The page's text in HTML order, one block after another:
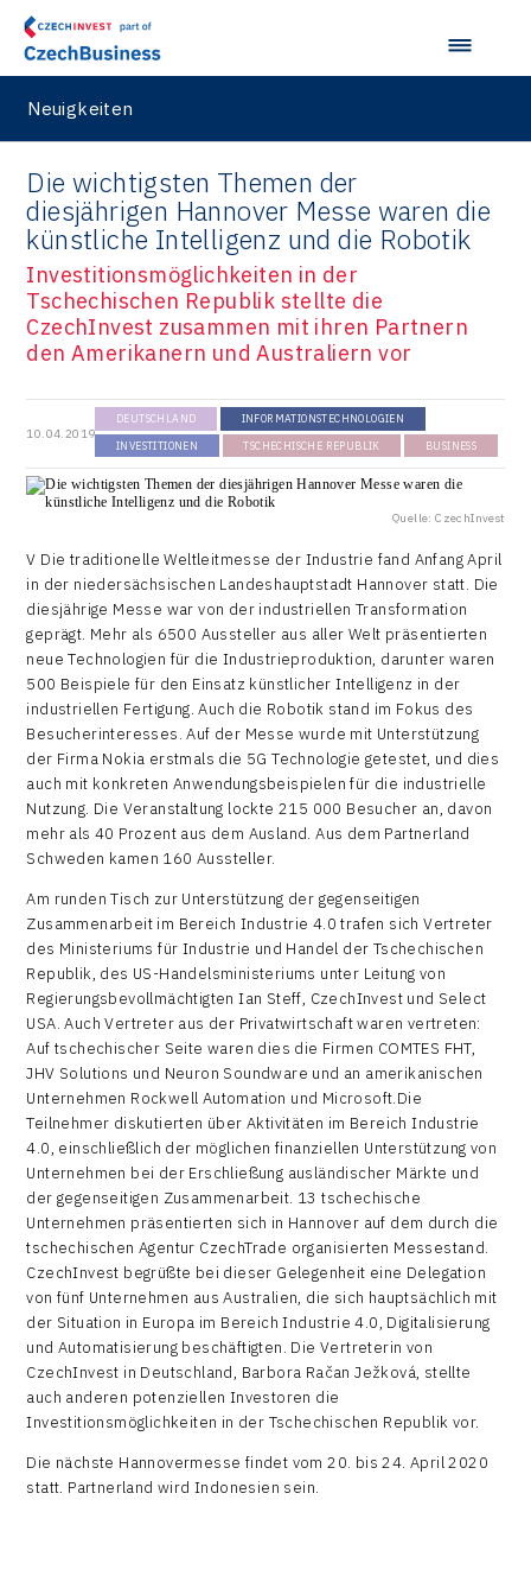
Neuigkeiten
Die wichtigsten Themen der
diesjährigen Hannover Messe waren die
künstliche Intelligenz und die Robotik
Investitionsmöglichkeiten in der
Tschechischen Republik stellte die
CzechInvest zusammen mit ihren Partnern
den Amerikanern und Australiern vor
10.04.2019
DEUTSCHLAND INFORMATIONSTECHNOLOGIEN
INVESTITIONEN TSCHECHISCHE REPUBLIK BUSINESS
Quelle: CzechInvest
V Die traditionelle Weltleitmesse der Industrie fand Anfang April
in der niedersächsischen Landeshauptstadt Hannover statt. Die
diesjährige Messe war von der industriellen Transformation
geprägt. Mehr als 6500 Aussteller aus aller Welt präsentierten
neue Technologien für die Industrieproduktion, darunter waren
500 Beispiele für den Einsatz künstlicher Intelligenz in der
industriellen Fertigung. Auch die Robotik stand im Fokus des
Besucherinteresses. Auf der Messe wurde mit Unterstützung
der Firma Nokia erstmals die 5G Technologie getestet, und dies
auch mit konkreten Anwendungsbeispielen für die industrielle
Nutzung. Die Veranstaltung lockte 215 000 Besucher an, davon
mehr als 40 Prozent aus dem Ausland. Aus dem Partnerland
Schweden kamen 160 Aussteller.
Am runden Tisch zur Unterstützung der gegenseitigen
Zusammenarbeit im Bereich Industrie 4.0 trafen sich Vertreter
des Ministeriums für Industrie und Handel der Tschechischen
Republik, des US-Handelsministeriums unter Leitung von
Regierungsbevollmächtigten Ian Steff, CzechInvest und Select
USA. Auch Vertreter aus der Privatwirtschaft waren vertreten:
Auf tschechischer Seite waren dies die Firmen COMTES FHT,
JHV Solutions und Neuron Soundware und an amerikanischen
Unternehmen Rockwell Automation und Microsoft.Die
Teilnehmer diskutierten über Aktivitäten im Bereich Industrie
4.0, einschließlich der möglichen finanziellen Unterstützung von
Unternehmen bei der Erschließung ausländischer Märkte und
der gegenseitigen Zusammenarbeit. 13 tschechische
Unternehmen präsentierten sich in Hannover auf dem durch die
tschechischen Agentur CzechTrade organisierten Messestand.
CzechInvest begrüßte bei dieser Gelegenheit eine Delegation
von fünf Unternehmen aus Australien, die sich hauptsächlich mit
der Situation in Europa im Bereich Industrie 4.0, Digitalisierung
und Automatisierung beschäftigten. Die Vertreterin von
CzechInvest in Deutschland, Barbora Račan Ježková, stellte
auch anderen potenziellen Investoren die
Investitionsmöglichkeiten in der Tschechischen Republik vor.
Die nächste Hannovermesse findet vom 20. bis 24. April 2020
statt. Partnerland wird Indonesien sein.